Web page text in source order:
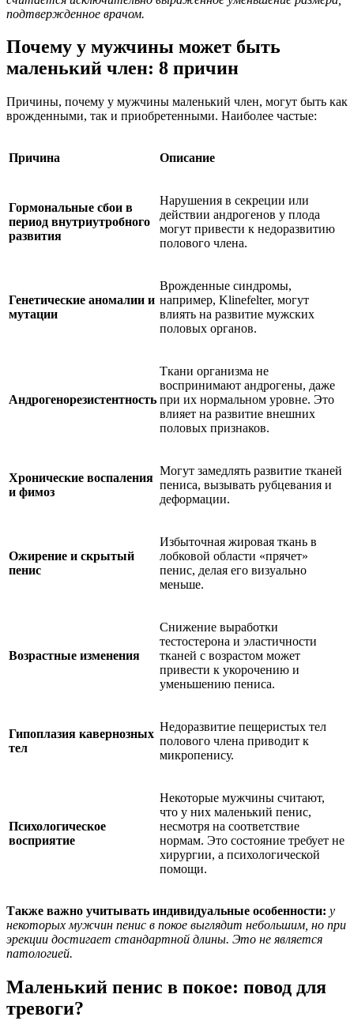
подтвержденное врачом.
Почему у мужчины может быть
маленький член: 8 причин
Причины, почему у мужчины маленький член, могут быть как
врожденными, так и приобретенными. Наиболее частые:
Причина Описание
Гормональные сбои в
период внутриутробного
развития
Нарушения в секреции или
действии андрогенов у плода
могут привести к недоразвитию
полового члена.
Генетические аномалии и
мутации
Врожденные синдромы,
например, Klinefelter, могут
влиять на развитие мужских
половых органов.
Андрогенорезистентность
Ткани организма не
воспринимают андрогены, даже
при их нормальном уровне. Это
влияет на развитие внешних
половых признаков.
Хронические воспаления
и фимоз
Могут замедлять развитие тканей
пениса, вызывать рубцевания и
деформации.
Ожирение и скрытый
пенис
Избыточная жировая ткань в
лобковой области «прячет»
пенис, делая его визуально
меньше.
Возрастные изменения
Снижение выработки
тестостерона и эластичности
тканей с возрастом может
привести к укорочению и
уменьшению пениса.
Гипоплазия кавернозных
тел
Недоразвитие пещеристых тел
полового члена приводит к
микропенису.
Психологическое
восприятие
Некоторые мужчины считают,
что у них маленький пенис,
несмотря на соответствие
нормам. Это состояние требует не
хирургии, а психологической
помощи.
Также важно учитывать индивидуальные особенности: у
некоторых мужчин пенис в покое выглядит небольшим, но при
эрекции достигает стандартной длины. Это не является
патологией.
Маленький пенис в покое: повод для
тревоги?